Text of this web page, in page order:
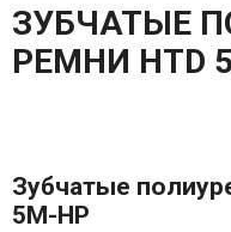
ЗУБЧАТЫЕ
РЕМНИ HTD
Зубчатые
5M-HP